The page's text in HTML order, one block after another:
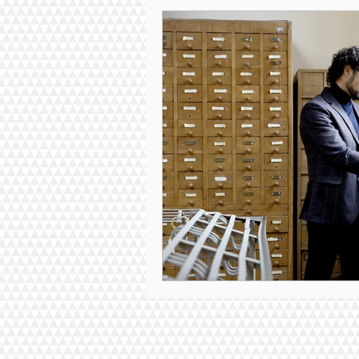
Elecciones 2018
Formación en humanidades
Diseño de imagen ejecutiva
Política internacional Política
Cultura popular Elecciones